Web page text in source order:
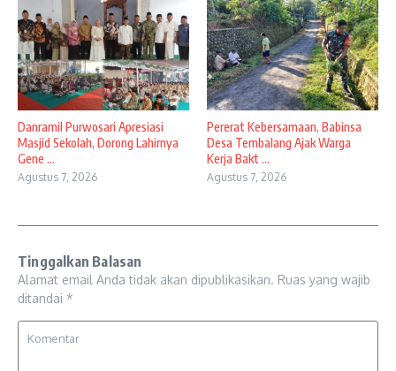
Danramil Purwosari Apresiasi
Masjid Sekolah, Dorong Lahirnya
Gene ...
Agustus 7, 2026
Pererat Kebersamaan, Babinsa
Desa Tembalang Ajak Warga
Kerja Bakt ...
Agustus 7, 2026
Tinggalkan Balasan
Alamat email Anda tidak akan dipublikasikan. Ruas yang wajib
ditandai *